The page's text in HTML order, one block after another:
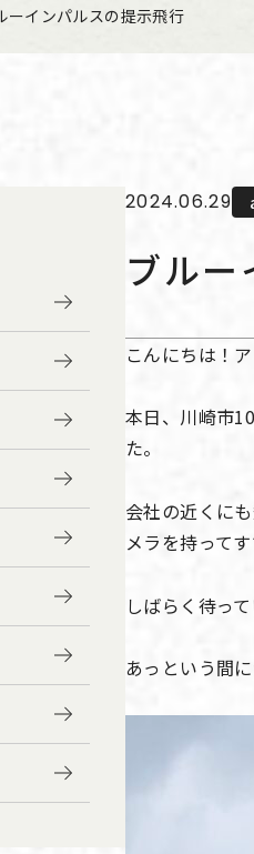
ーインパルスの提示飛行
2024.06.29
ブルー
こんにちは！
本日、川崎市
た。
会社の近くに
メラを持って
しばらく待っ
あっという間